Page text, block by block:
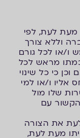
מעת לעת, לפי
וללא צורך
או לכל גורם
מראש לכל
כי כל שינוי
אליו ו/או למי
שלו מול
עם
את הצורה
מעת לעת,